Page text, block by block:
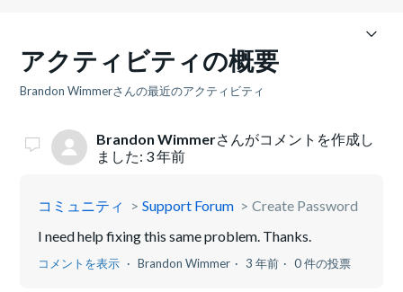
アクティビティの概要
Brandon Wimmerさんの最近のアクティビティ
Brandon Wimmerさんがコメントを作成し
ました: 3 年前
コミュニティ Support Forum
Create Password
I need help fixing this same problem. Thanks.
コメントを表示 Brandon Wimmer 3 年前 0 件の投票